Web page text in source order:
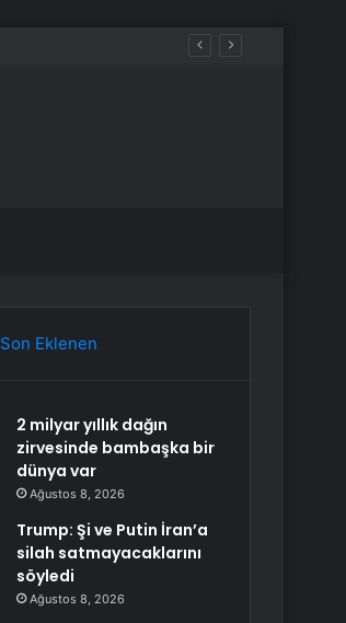
Son Eklenen
2 milyar yıllık dağın
zirvesinde bambaşka bir
dünya var
Ağustos 8, 2026
Trump: Şi ve Putin İran’a
silah satmayacaklarını
söyledi
Ağustos 8, 2026